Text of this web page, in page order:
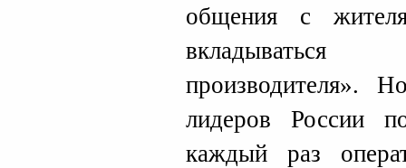
общения с
производителя».
лидеров России
каждый раз